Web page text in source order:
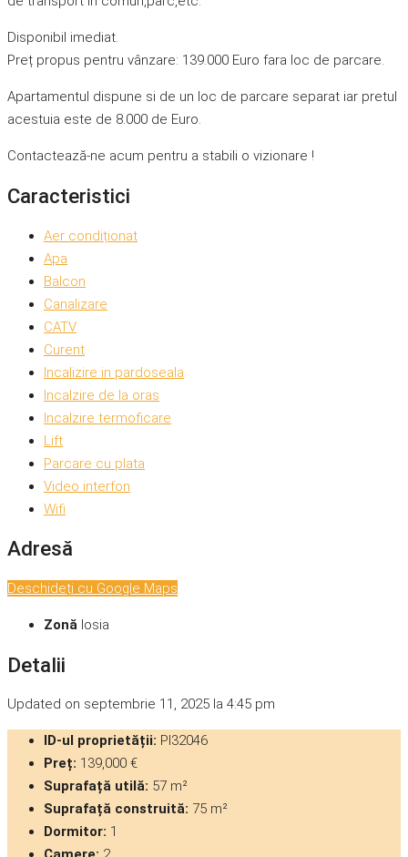
Disponibil imediat.
Preț propus pentru vânzare: 139.000 Euro fara loc de parcare.
Apartamentul dispune si de un loc de parcare separat iar pretul
acestuia este de 8.000 de Euro.
Contactează-ne acum pentru a stabili o vizionare !
Caracteristici
Aer condiționat
Apa
Balcon
Canalizare
CATV
Curent
Incalizire in pardoseala
Incalzire de la oras
Incalzire termoficare
Lift
Parcare cu plata
Video interfon
Wifi
Adresă
Deschideți cu Google Maps
Zonă Iosia
Detalii
Updated on septembrie 11, 2025 la 4:45 pm
ID-ul proprietății: PI32046
Preț: 139,000 €
Suprafață utilă: 57 m²
Suprafață construită: 75 m²
Dormitor: 1